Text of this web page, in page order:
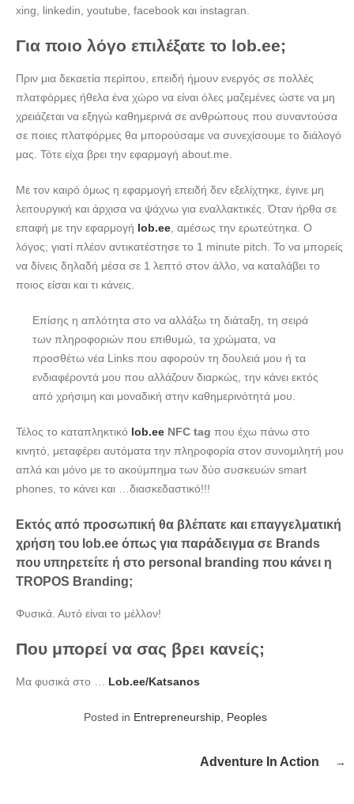
xing, linkedin, youtube, facebook και instagran.
Για ποιο λόγο επιλέξατε το lob.ee;
Πριν μια δεκαετία περίπου, επειδή ήμουν ενεργός σε πολλές
πλατφόρμες ήθελα ένα χώρο να είναι όλες μαζεμένες ώστε να μη
χρειάζεται να εξηγώ καθημερινά σε ανθρώπους που συναντούσα
σε ποιες πλατφόρμες θα μπορούσαμε να συνεχίσουμε το διάλογό
μας. Τότε είχα βρει την εφαρμογή about.me.
Με τον καιρό όμως η εφαρμογή επειδή δεν εξελίχτηκε, έγινε μη
λειτουργική και άρχισα να ψάχνω για εναλλακτικές. Όταν ήρθα σε
επαφή με την εφαρμογή lob.ee , αμέσως την ερωτεύτηκα. Ο
λόγος; γιατί πλέον αντικατέστησε το 1 minute pitch. Το να μπορείς
να δίνεις δηλαδή μέσα σε 1 λεπτό στον άλλο, να καταλάβει το
ποιος είσαι και τι κάνεις.
Επίσης η απλότητα στο να αλλάξω τη διάταξη, τη σειρά
των πληροφοριών που επιθυμώ, τα χρώματα, να
προσθέτω νέα Links που αφορούν τη δουλειά μου ή τα
ενδιαφέροντά μου που αλλάζουν διαρκώς, την κάνει εκτός
από χρήσιμη και μοναδική στην καθημερινότητά μου.
Τέλος το καταπληκτικό lob.ee NFC tag που έχω πάνω στο
κινητό, μεταφέρει αυτόματα την πληροφορία στον συνομιλητή μου
απλά και μόνο με το ακούμπημα των δύο συσκευών smart
phones, το κάνει και …διασκεδαστικό!!!
Εκτός από προσωπική θα βλέπατε και επαγγελματική
χρήση του lob.ee όπως για παράδειγμα σε Brands
που υπηρετείτε ή στο personal branding που κάνει η
TROPOS Branding;
Φυσικά. Αυτό είναι το μέλλον!
Που μπορεί να σας βρει κανείς;
Μα φυσικά στο … Lob.ee/Katsanos
Posted in Entrepreneurship Peoples
Adventure In Action